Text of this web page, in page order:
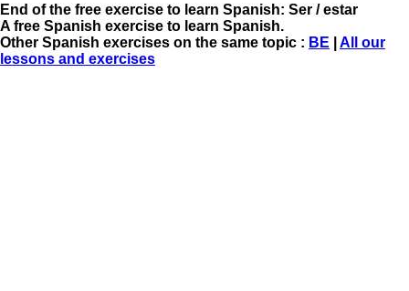
End of the free exercise to learn Spanish: Ser / estar
A free Spanish exercise to learn Spanish.
Other Spanish exercises on the same topic : BE
All our
lessons and exercises